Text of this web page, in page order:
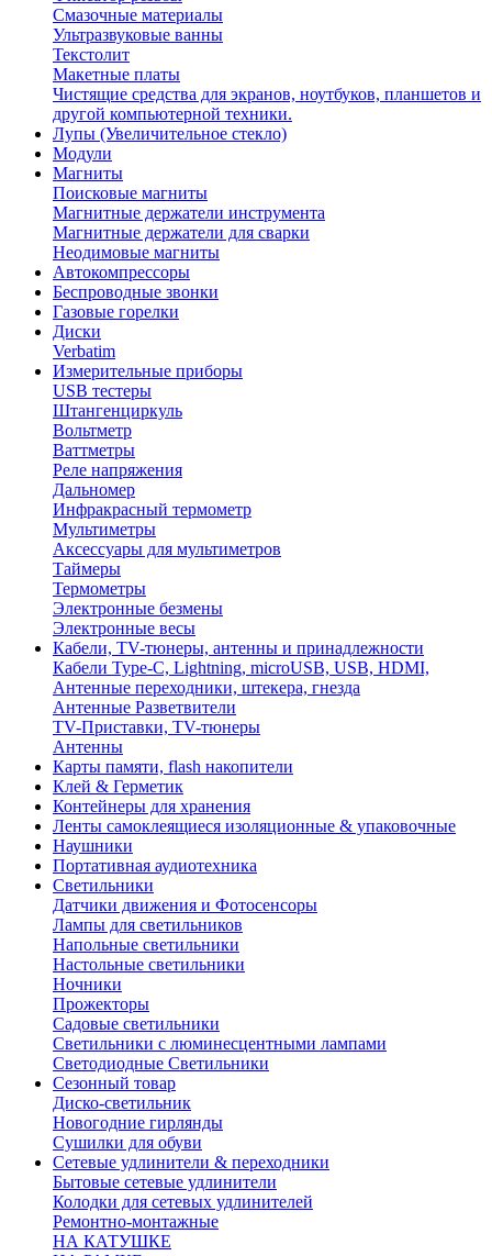
Смазочные материалы
Ультразвуковые ванны
Текстолит
Макетные платы
Чистящие средства для экранов, ноутбуков, планшетов и
другой компьютерной техники.
Лупы (Увеличительное стекло)
Модули
Магниты
Поисковые магниты
Магнитные держатели инструмента
Магнитные держатели для сварки
Неодимовые магниты
Автокомпрессоры
Беспроводные звонки
Газовые горелки
Диски
Verbatim
Измерительные приборы
USB тестеры
Штангенциркуль
Вольтметр
Ваттметры
Реле напряжения
Дальномер
Инфракрасный термометр
Мультиметры
Аксессуары для мультиметров
Таймеры
Термометры
Электронные безмены
Электронные весы
Кабели, TV-тюнеры, антенны и принадлежности
Кабели Type-C, Lightning, microUSB, USB, HDMI,
Антенные переходники, штекера, гнезда
Антенные Разветвители
TV-Приставки, TV-тюнеры
Антенны
Карты памяти, flash накопители
Клей & Герметик
Контейнеры для хранения
Ленты самоклеящиеся изоляционные & упаковочные
Наушники
Портативная аудиотехника
Светильники
Датчики движения и Фотосенсоры
Лампы для светильников
Напольные светильники
Настольные светильники
Ночники
Прожекторы
Садовые светильники
Светильники с люминесцентными лампами
Светодиодные Светильники
Сезонный товар
Диско-светильник
Новогодние гирлянды
Сушилки для обуви
Сетевые удлинители & переходники
Бытовые сетевые удлинители
Колодки для сетевых удлинителей
Ремонтно-монтажные
НА КАТУШКЕ